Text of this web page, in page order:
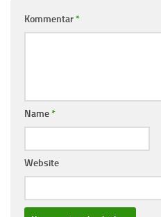
Kommentar*
Name*
Website